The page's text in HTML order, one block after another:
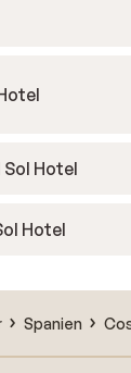
Hotel
Hotel
Spanien